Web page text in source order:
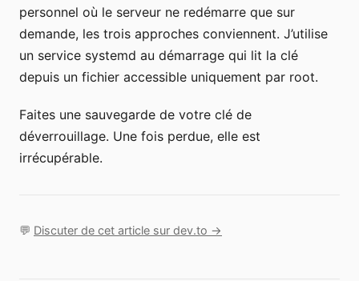
personnel où le serveur ne redémarre que sur
demande, les trois approches conviennent. J’utilise
un service systemd au démarrage qui lit la clé
depuis un fichier accessible uniquement par root.
Faites une sauvegarde de votre clé de
déverrouillage. Une fois perdue, elle est
irrécupérable.
💬 Discuter de cet article sur dev.to →